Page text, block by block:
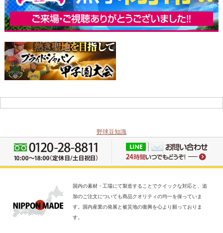
野球豆知識
国内の素材・工場にて製造することでクイックな対応と、追
加のご注文についても商品クオリティの均一を保っていま
す。国内産業の発展と被災地の復興を心より願っておりま
す。